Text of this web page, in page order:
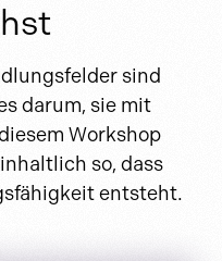
sind
darum, sie mit
Workshop
so, dass
entsteht.